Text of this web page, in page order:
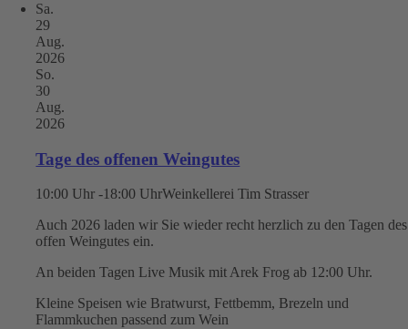
Sa.
29
Aug.
2026
So.
30
Aug.
2026
Tage des offenen Weingutes
10:00 Uhr -18:00 UhrWeinkellerei Tim Strasser
Auch 2026 laden wir Sie wieder recht herzlich zu den Tagen des
offen Weingutes ein.
An beiden Tagen Live Musik mit Arek Frog ab 12:00 Uhr.
Kleine Speisen wie Bratwurst, Fettbemm, Brezeln und
Flammkuchen passend zum Wein